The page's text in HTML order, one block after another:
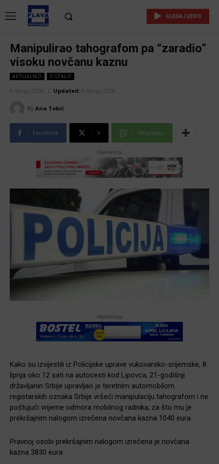
GLEDAJ UŽIVO
Manipulirao tahografom pa “zaradio”
visoku novčanu kaznu
AKTUALNO OSTALO
9 lipnja, 2026 Updated: 9 lipnja, 2026
By Ana Tokić
Facebook X WhatsApp
-Marketing-
-Marketing-
Kako su izvijestili iz Policijske uprave vukovarsko-srijemske, 8.
lipnja oko 12 sati na autocesti kod Lipovca, 21-godišnji
državljanin Srbije upravljao je teretnim automobilom
registarskih oznaka Srbije vršeći manipulaciju tahografom i ne
poštujući vrijeme odmora mobilnog radnika, za što mu je
prekršajnim nalogom izrečena novčana kazna 1040 eura.
Pravnoj osobi prekršajnim nalogom izrečena je novčana
kazna 3830 eura.